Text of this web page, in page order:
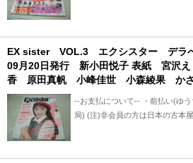
+クロネコ営業所留め置き可能
認後、2～3日以内で発送致しま
用、日・祭日かかる場合は 祭
追跡番号は発送前にお知らせ致
配送状況確認できます。 --保管期
後、5日間保管しています。 5日
いです。 5日過ぎましても手続き
決済利用出来ないと思います。
「振込み」または「代金引換」
て-- 中古品ですので痛み (傷/汚
ものとご理解/ご了承のうえ、 購
--送料について-- ・レターパッ
り+保証なし+ポスト投函 ・レ
・クロネコ便 送料は地方により
に送料記載あり) ※曜日・時間指
+クロネコ営業所留め置き可能
認後、2～3日以内で発送致しま
EX sister VOL.3 エクシスター デラ
09月20日発行 新小田悦子 表紙 宮沢
香 原田真帆 小峰佳世 小森綾果 か
黒由樹 新井まどか 鈴木奈緒 桜樹ル
画像の様に裏表紙下隅に折れ跡、表紙側
--お支払について-- ・前払い(ゆ
局) (注)非会員の方は日本の古本
決済利用出来ないと思います。
「振込み」または「代金引換」
て-- 中古品ですので痛み (傷/汚